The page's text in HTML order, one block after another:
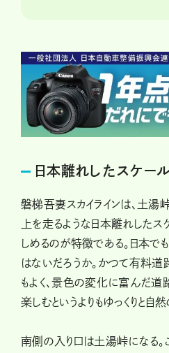
日本離れしたスケー
磐梯吾妻スカイラインは、土湯
上を走るような日本離れした
しめるのが特徴である。日本で
はないだろうか。かつて有料
もよく、景色の変化に富んだ道
楽しむというよりもゆっくりと自
南側の入り口は土湯峠になる